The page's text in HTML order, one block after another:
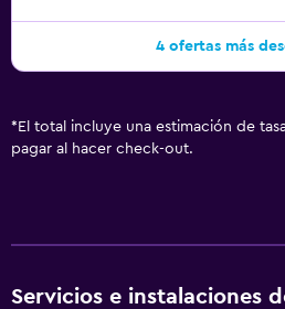
4 ofertas más
* El total incluye una estimación de
pagar al hacer check-out.
Servicios e instalaciones